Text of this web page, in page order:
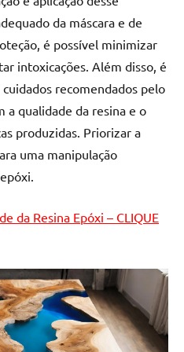
da máscara e de
é possível minimizar
intoxicações. Além disso, é
recomendados pelo
a qualidade da resina e o
produzidas. Priorizar a
uma manipulação
da Resina Epóxi – CLIQUE